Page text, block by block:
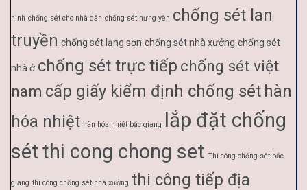
ninh chống sét cho nhà dân chống sét hưng yên chống sét lan
truyền chống sét lạng sơn chống sét nhà xưởng chống sét
nhà ở chống sét trực tiếp chống sét việt
nam cấp giấy kiểm định chống sét hàn
hóa nhiệt hàn hóa nhiệt bắc giang lắp đặt chống
sétthi cong chong set Thi công chống sét bắc
giang thi công chống sét nhà xưởng thi công tiếp địa